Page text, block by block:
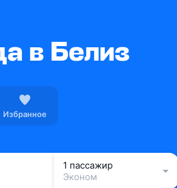
в Белиз
Избранное
1 пассажир
Эконом